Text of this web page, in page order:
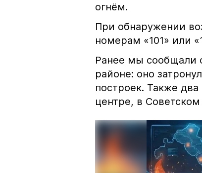
огнём.
При обнаружении
номерам «101» или
Ранее мы сообщали
районе: оно
построек. Также
центре, в